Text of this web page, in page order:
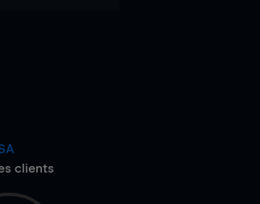
clients